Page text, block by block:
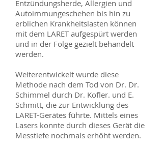
Entzündungsherde, Allergien und
Autoimmungeschehen bis hin zu
erblichen Krankheitslasten können
mit dem LARET aufgespürt werden
und in der Folge gezielt behandelt
werden.
Weiterentwickelt wurde diese
Methode nach dem Tod von Dr. Dr.
Schimmel durch Dr. Kofler. und E.
Schmitt, die zur Entwicklung des
LARET-Gerätes führte. Mittels eines
Lasers konnte durch dieses Gerät die
Messtiefe nochmals erhöht werden.